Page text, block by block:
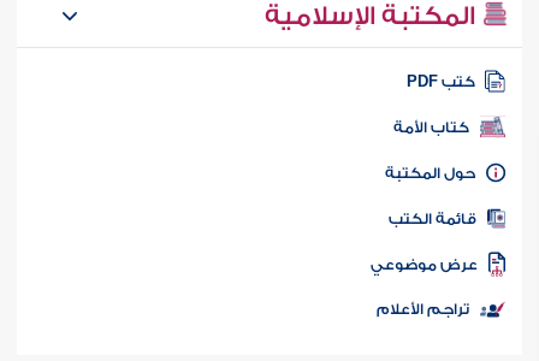
المكتبة الإسلامية
كتب PDF
كتاب الأمة
المكتبة
الكتب
موضوعي